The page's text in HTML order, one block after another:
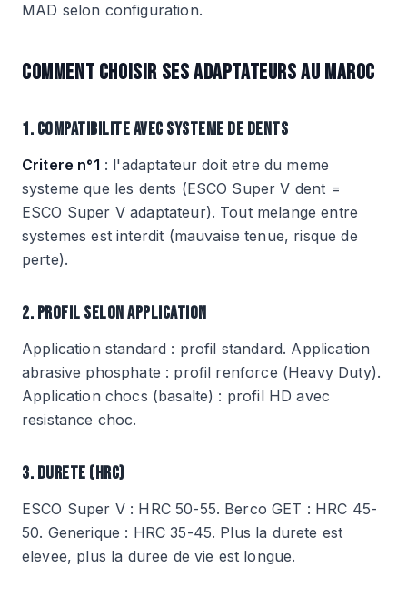
MAD selon configuration.
COMMENT CHOISIR SES ADAPTATEURS AU MAROC
1. COMPATIBILITE AVEC SYSTEME DE DENTS
Critere n°1 : l'adaptateur doit etre du meme
systeme que les dents (ESCO Super V dent =
ESCO Super V adaptateur). Tout melange entre
systemes est interdit (mauvaise tenue, risque de
perte).
2. PROFIL SELON APPLICATION
Application standard : profil standard. Application
abrasive phosphate : profil renforce (Heavy Duty).
Application chocs (basalte) : profil HD avec
resistance choc.
3. DURETE (HRC)
ESCO Super V : HRC 50-55. Berco GET : HRC 45-
50. Generique : HRC 35-45. Plus la durete est
elevee, plus la duree de vie est longue.